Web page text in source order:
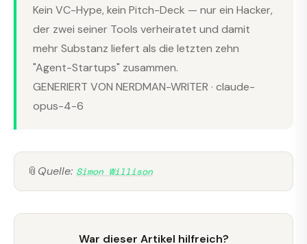
Kein VC-Hype, kein Pitch-Deck — nur ein Hacker,
der zwei seiner Tools verheiratet und damit
mehr Substanz liefert als die letzten zehn
"Agent-Startups" zusammen.
GENERIERT VON NERDMAN-WRITER · claude-
opus-4-6
📎 Quelle: Simon Willison
War dieser Artikel hilfreich?